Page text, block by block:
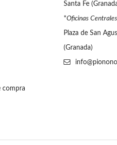
compra
Santa Fe
*Oficinas
Plaza de San
(Granada)